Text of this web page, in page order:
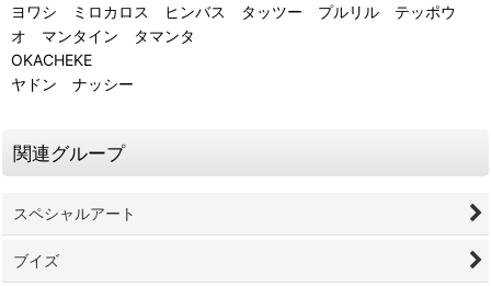
ヨワシ ミロカロス ヒンバス タッツー プルリル テッポウ
オ マンタイン タマンタ
OKACHEKE
ヤドン ナッシー
関連グループ
スペシャルアート
ブイズ